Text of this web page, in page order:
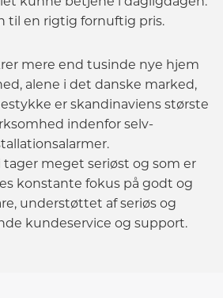
til en rigtig fornuftig pris.
mere end tusinde nye hjem
alene i det danske marked,
er skandinaviens største
indenfor selv-
tager meget seriøst og som er
konstante fokus på godt og
understøttet af seriøs og
kundeservice og support.